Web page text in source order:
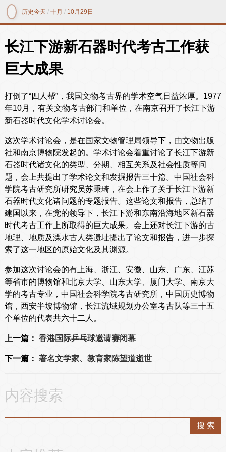
历史今天 /十月 / 10月29日
长江下游新石器时代考古工作获
巨大成果
打倒了“四人帮”，我国文物考古界的学术空气日益浓厚。1977
年10月，有关文物考古部门和单位，在南京召开了长江下游
新石器时代文化学术讨论会。
这次学术讨论会，是在国家文物管理局领导下，由文物出版
社和南京博物院发起的。学术讨论会着重讨论了长江下游新
石器时代诸文化的类型、分期、相互关系及社会性质等问
题，会上共提出了学术论文和发掘报告三十篇。中国社会科
学院考古研究所研究员苏秉琦，在会上作了关于长江下游新
石器时代文化诸问题的专题报告。这些论文和报告，总结了
建国以来，在党的领导下，长江下游和东南沿海地区新石器
时代考古工作上所取得的巨大成果。会上还对长江下游的古
地理、地质及溧水古人类遗址提出了论文和报告，进一步探
索了这一地区的原始文化及其渊源。
参加这次讨论会的有上海、浙江、安徽、山东、广东、江苏
等省市的博物馆和北京大学、山东大学、厦门大学、南京大
学的考古专业，中国社会科学院考古研究所，中国历史博物
馆，西安半坡博物馆，长江流域规划办公室考古队等三十五
个单位的代表共六十二人。
上一篇： 香港国际乒乓球邀请赛闭幕
下一篇： 著名文学家、教育家陈望道逝世
内容搜索